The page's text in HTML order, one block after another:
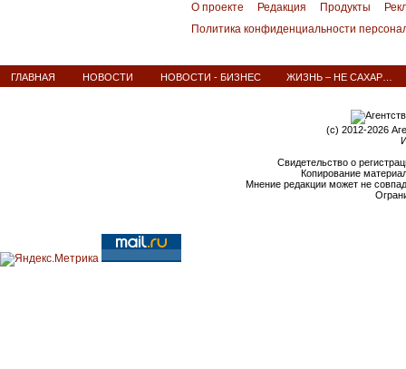
О проекте Редакция Продукты
Политика конфиденциальности
ГЛАВНАЯ НОВОСТИ НОВОСТИ - БИЗНЕС ЖИЗНЬ – НЕ САХАР…
(c) 2012-2026
Свидетельство о
Копирование
Мнение редакции может не